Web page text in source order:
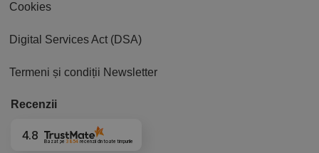
Cookies
Digital Services Act (DSA)
Termeni și condiții Newsletter
Recenzii
4.8 Bazat pe 3854 recenziidin toate timpurile